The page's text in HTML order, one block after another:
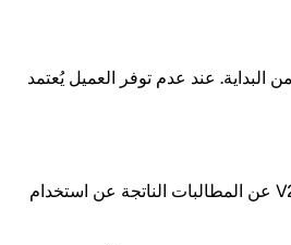
البداية. عند عدم توفر العميل يُعتمد
يعوض العميل V21 Artspace عن المطالبات الناتجة عن استخدام